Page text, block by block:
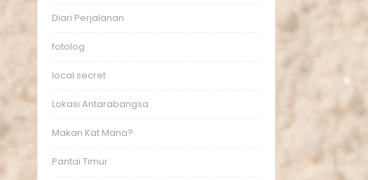
Diari Perjalanan
fotolog
local secret
Lokasi Antarabangsa
Makan Kat Mana?
Pantai Timur